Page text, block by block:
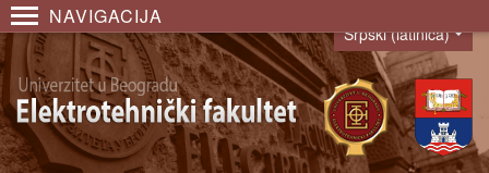
NAVIGACIJA
Language
Srpski (latinica)